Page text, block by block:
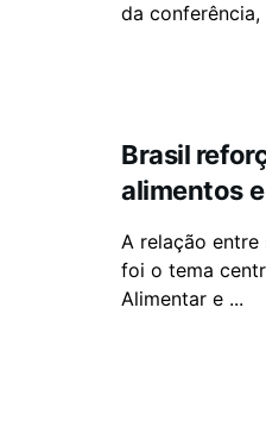
da
Brasil
alimentos
A relação entre
foi o tema
Alimentar e ...